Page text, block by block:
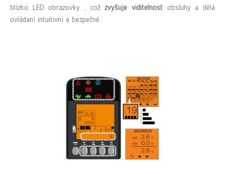
blízko LED obrazovky , cožzvyšuje viditelnost obsluhy a dělá
ovládaní intuitivní a bezpečné.